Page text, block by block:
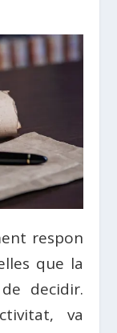
respon
que la
decidir.
va